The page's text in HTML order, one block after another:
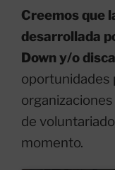
Creemos que
desarrollada
Down y/o
oportunidades
de
momento.